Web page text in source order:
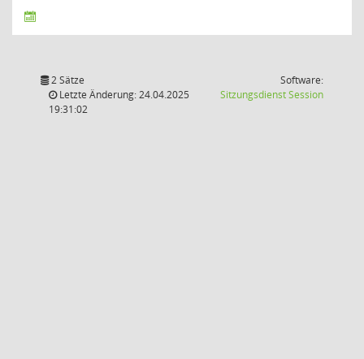
2 Sätze
Letzte Änderung: 24.04.2025
19:31:02
Software:
SitzungsdienstSession(Wird in